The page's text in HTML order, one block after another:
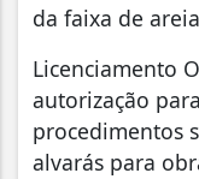
da faixa de
Licenciamento
autorização
procedimentos
alvarás para